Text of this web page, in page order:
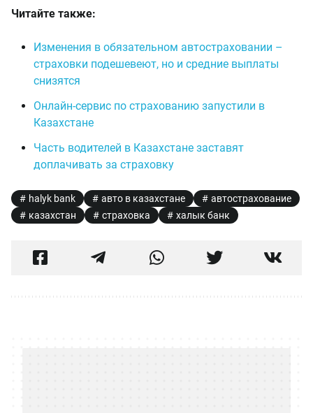
Читайте также:
Изменения в обязательном автостраховании –
страховки подешевеют, но и средние выплаты
снизятся
Онлайн-сервис по страхованию запустили в
Казахстане
Часть водителей в Казахстане заставят
доплачивать за страховку
halyk bank авто в казахстане
автострахование
казахстан
страховка халык банк